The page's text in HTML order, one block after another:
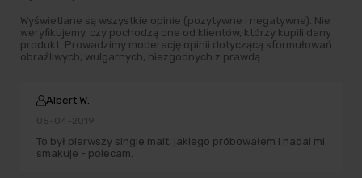
Wyświetlane są wszystkie opinie (pozytywne i negatywne). Nie
weryfikujemy, czy pochodzą one od klientów, którzy kupili dany
produkt. Prowadzimy moderację opinii dotyczącą sformułowań
obraźliwych, wulgarnych, niezgodnych z prawdą.
Albert W.
05-04-2019
To był pierwszy single malt, jakiego próbowałem i nadal mi
smakuje - polecam.